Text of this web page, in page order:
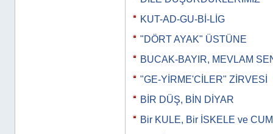
KUT-AD-GU-Bİ-LİG
"DÖRT AYAK" ÜSTÜNE
BUCAK-BAYIR, MEVLAM
"GE-YİRME'CİLER" ZİRVESİ
BİR DÜŞ, BİN DİYAR
Bir KULE, Bir İSKELE ve